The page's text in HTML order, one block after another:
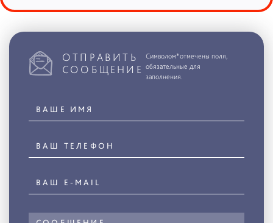
ОТПРАВИТЬ
СООБЩЕНИЕ
Символом*отмечены поля,
обязательные для
заполнения.